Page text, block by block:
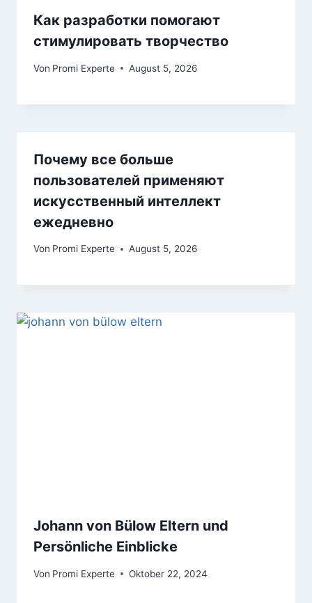
Как разработки помогают
стимулировать творчество
Von Promi Experte August 5, 2026
Почему все больше
пользователей применяют
искусственный интеллект
ежедневно
Von Promi Experte August 5, 2026
Johann von Bülow Eltern und
Persönliche Einblicke
Von Promi Experte Oktober 22, 2024